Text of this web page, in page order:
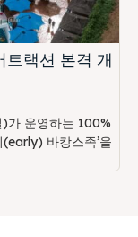
트랙션 본격 개
가 운영하는 100%
(early) 바캉스족’을